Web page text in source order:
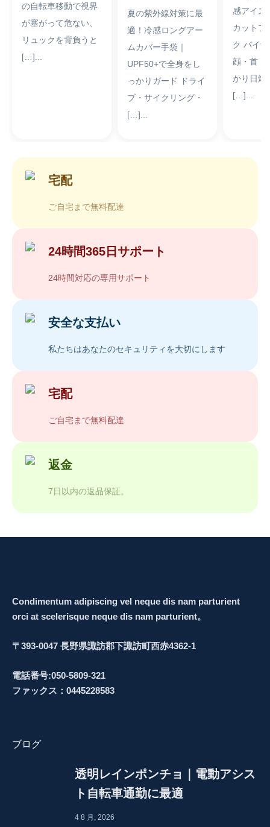
の自転車移動で視界
が塞がって危ない、
リュックを背負うと
[…]...
夏の紫外線対策に最
適！冷感ロングアー
ムカバー手袋｜
UPF50+で全身をし
っかりガード ドライ
ブ・サイクリング・
[…]...
感アイス
カットフ
ク バイ
顔・首・
かり日焼
[…]...
宅配
ご自宅まで無料配達
24時間365日サポート
24時間対応の専用サポート
安全な支払い
私たちはあなたのセキュリティを大切にします
宅配
ご自宅まで無料配達
返金
7日以内の返品保証。
Condimentum adipiscing vel neque dis nam parturient
orci at scelerisque neque dis nam parturient。
〒393-0047 長野県諏訪郡下諏訪町西赤4362-1
電話番号:050-5809-321
ファックス：0445228583
ブログ
透明レインポンチョ｜電動アシス
ト自転車通勤に最適
4 8 月, 2026